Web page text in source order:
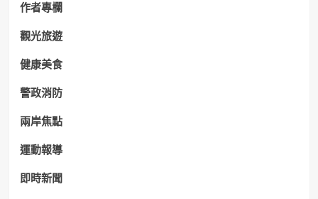
作者專欄
觀光旅遊
健康美食
警政消防
兩岸焦點
運動報導
即時新聞